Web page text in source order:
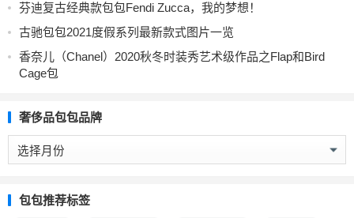
芬迪复古经典款包包Fendi Zucca，我的梦想！
古驰包包2021度假系列最新款式图片一览
香奈儿（Chanel）2020秋冬时装秀艺术级作品之Flap和Bird
Cage包
奢侈品包包品牌
奢
侈
包
包
包包推荐标签